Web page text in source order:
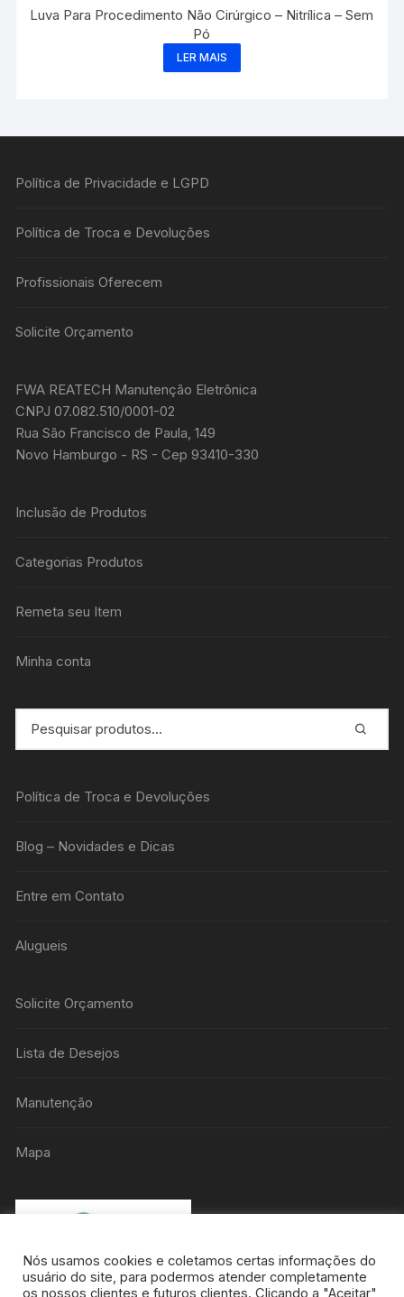
Luva Para Procedimento Não Cirúrgico – Nitrílica – Sem
Pó
LER MAIS
Política de Privacidade e LGPD
Política de Troca e Devoluções
Profissionais Oferecem
Solicite Orçamento
FWA REATECH Manutenção Eletrônica
CNPJ 07.082.510/0001-02
Rua São Francisco de Paula, 149
Novo Hamburgo - RS - Cep 93410-330
Inclusão de Produtos
Categorias Produtos
Remeta seu Item
Minha conta
Política de Troca e Devoluções
Blog – Novidades e Dicas
Entre em Contato
Alugueis
Solicite Orçamento
Lista de Desejos
Manutenção
Mapa
Nós usamos cookies e coletamos certas informações do
usuário do site, para podermos atender completamente
os nossos clientes e futuros clientes. Clicando a "Aceitar",